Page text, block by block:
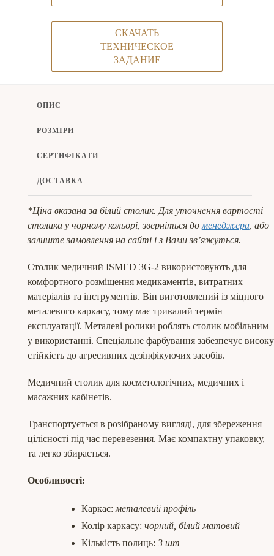
СКАЧАТЬ
ТЕХНИЧЕСКОЕ
ЗАДАНИЕ
ОПИС
РОЗМІРИ
СЕРТИФІКАТИ
ДОСТАВКА
*Ціна вказана за білий столик. Для уточнення вартості
столика у чорному кольорі, зверніться до менеджера, або
залиште замовлення на сайті і з Вами зв’яжуться.
Столик медичний ISMED 3G-2 використовують для
комфортного розміщення медикаментів, витратних
матеріалів та інструментів. Він виготовлений із міцного
металевого каркасу, тому має тривалий термін
експлуатації. Металеві ролики роблять столик мобільним
у використанні. Спеціальне фарбування забезпечує високу
стійкість до агресивних дезінфікуючих засобів.
Медичний столик для косметологічних, медичних і
масажних кабінетів.
Транспортується в розібраному вигляді, для збереження
цілісності під час перевезення. Має компактну упаковку,
та легко збирається.
Особливості:
Каркас: металевий профіль
Колір каркасу: чорний, білий матовий
Кількість полиць: 3 шт